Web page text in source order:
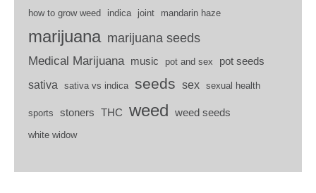
how to grow weed
indica joint mandarin haze
marijuana marijuana seeds
Medical Marijuana
music pot and sex pot seeds
sativa sativa vs indica seeds sex sexual health
sports stoners THC weed weed seeds
white widow